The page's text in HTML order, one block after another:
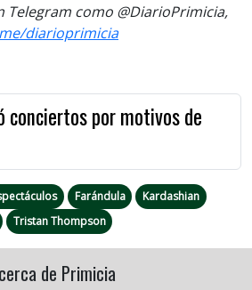
Telegram como @DiarioPrimicia,
diarioprimicia
conciertos por motivos de
Farándula
Kardashian
Tristan Thompson
de Primicia